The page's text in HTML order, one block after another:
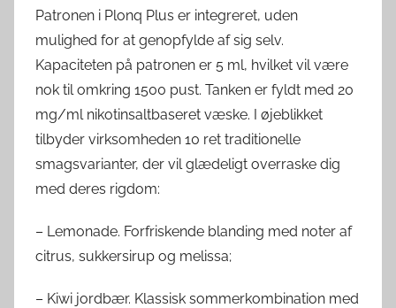
Patronen i Plonq Plus er integreret, uden
mulighed for at genopfylde af sig selv.
Kapaciteten på patronen er 5 ml, hvilket vil være
nok til omkring 1500 pust. Tanken er fyldt med 20
mg/ml nikotinsaltbaseret væske. I øjeblikket
tilbyder virksomheden 10 ret traditionelle
smagsvarianter, der vil glædeligt overraske dig
med deres rigdom:
– Lemonade. Forfriskende blanding med noter af
citrus, sukkersirup og melissa;
– Kiwi jordbær. Klassisk sommerkombination med